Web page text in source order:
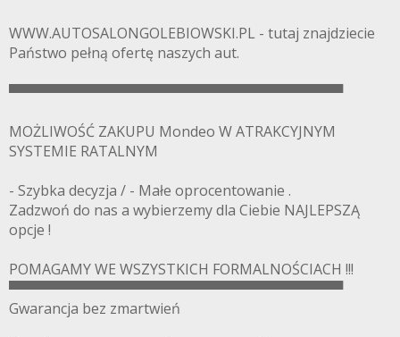
WWW.AUTOSALONGOLEBIOWSKI.PL - tutaj znajdziecie
Państwo pełną ofertę naszych aut.
▀▀▀▀▀▀▀▀▀▀▀▀▀▀▀▀▀▀▀▀▀▀▀▀▀▀▀▀▀▀▀▀▀▀
MOŻLIWOŚĆ ZAKUPU Mondeo W ATRAKCYJNYM
SYSTEMIE RATALNYM
- Szybka decyzja / - Małe oprocentowanie .
Zadzwoń do nas a wybierzemy dla Ciebie NAJLEPSZĄ
opcje !
POMAGAMY WE WSZYSTKICH FORMALNOŚCIACH !!!
▀▀▀▀▀▀▀▀▀▀▀▀▀▀▀▀▀▀▀▀▀▀▀▀▀▀▀▀▀▀▀▀▀▀
Gwarancja bez zmartwień